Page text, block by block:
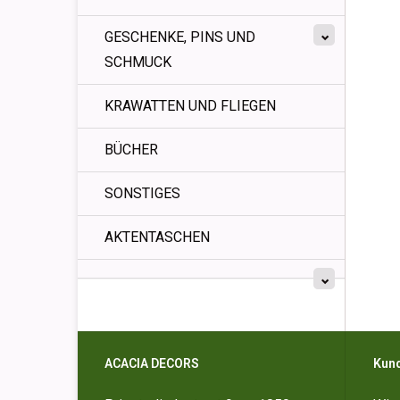
GESCHENKE, PINS UND
SCHMUCK
KRAWATTEN UND FLIEGEN
BÜCHER
SONSTIGES
AKTENTASCHEN
ACACIA DECORS